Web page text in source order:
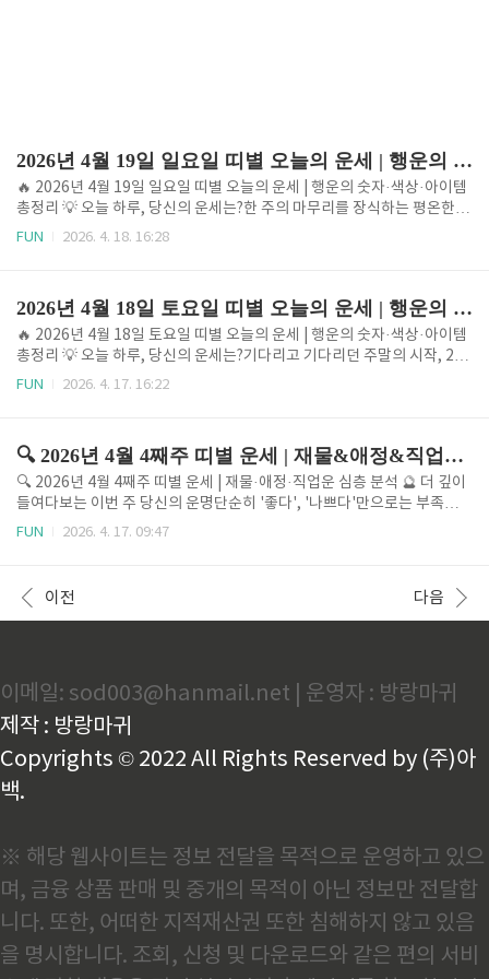
2026년 4월 19일 일요일 띠별 오늘의 운세 | 행운의 숫자·색상·아이템 총정리
🔥 2026년 4월 19일 일요일 띠별 오늘의 운세 | 행운의 숫자·색상·아이템
총정리 💡 오늘 하루, 당신의 운세는?한 주의 마무리를 장식하는 평온한 일
요일, 2026년 4월 19일입니다. 내일이면 다시 시작될 일상을 앞두고 마음
기운은 '정화'와 '비움'에 초점이 맞춰져 있습니다. 복잡했던 마음을 가라
앉히고 불필요한 생각들을 정리하기에 가장 적합한 때이죠. 특히 오늘은
가까운 사람들과의 깊은 대화 속에서 뜻밖의 깨달음을 얻거나, 오랫동안
FUN 2026. 4. 18. 16:28
2026년 4월 18일 토요일 띠별 오늘의 운세 | 행운의 숫자·색상·아이템 총정리
🔥 2026년 4월 18일 토요일 띠별 오늘의 운세 | 행운의 숫자·색상·아이템
총정리 💡 오늘 하루, 당신의 운세는?기다리고 기다리던 주말의 시작, 202
6년 4월 18일 토요일입니다! 평일 동안 쌓였던 긴장을 내려놓고 온전한 휴
특별한 나들이를 준비하고 계시지는 않나요? 오늘 4월 18일은 '결실'과
'재정비'의 기운이 공존하는 날입니다. 지난 시간 동안 달려온 자신을 격려
하고, 앞으로의 방향을 다시 한번 점검하기에 더할 나위 없이 좋은 시기죠.
FUN 2026. 4. 17. 16:22
🔍 2026년 4월 4째주 띠별 운세 | 재물&애정&직업운 심층 분석
🔍 2026년 4월 4째주 띠별 운세 | 재물·애정·직업운 심층 분석 🔮 더 깊이
들여다보는 이번 주 당신의 운명단순히 '좋다', '나쁘다'만으로는 부족하셨
죠? 인생의 중요한 결정을 앞두고 있거나, 유난히 고민이 깊은 밤을 보내고
변화가 매우 다이내믹합니다. 특히 재물적인 이동과 인간관계의 재편이 강
하게 일어나는 시기인 만큼, 각 띠별로 주의해야 할 점과 기회를 잡는 법을
FUN 2026. 4. 17. 09:47
이전 다음
이메일: sod003@hanmail.net | 운영자 : 방랑마귀
제작 : 방랑마귀
Copyrights © 2022 All Rights Reserved by (주)아
백.
※ 해당 웹사이트는 정보 전달을 목적으로 운영하고 있으
며, 금융 상품 판매 및 중개의 목적이 아닌 정보만 전달합
니다. 또한, 어떠한 지적재산권 또한 침해하지 않고 있음
을 명시합니다. 조회, 신청 및 다운로드와 같은 편의 서비